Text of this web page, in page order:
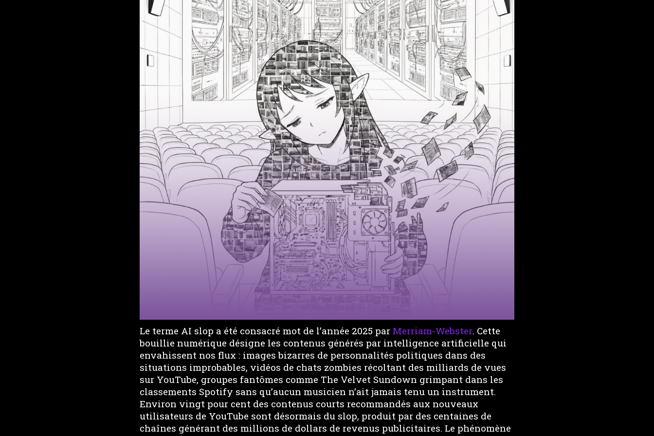
Le terme AI slop a été consacré mot de l’année 2025 par Merriam-Webster. Cette
bouillie numérique désigne les contenus générés par intelligence artificielle qui
envahissent nos flux : images bizarres de personnalités politiques dans des
situations improbables, vidéos de chats zombies récoltant des milliards de vues
sur YouTube, groupes fantômes comme The Velvet Sundown grimpant dans les
classements Spotify sans qu’aucun musicien n’ait jamais tenu un instrument.
Environ vingt pour cent des contenus courts recommandés aux nouveaux
utilisateurs de YouTube sont désormais du slop, produit par des centaines de
chaînes générant des millions de dollars de revenus publicitaires. Le phénomène